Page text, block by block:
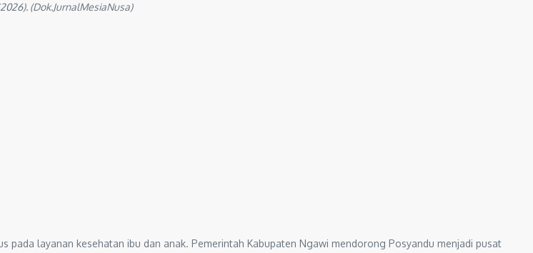
(Dok.JurnalMesiaNusa)
pada layanan kesehatan ibu dan anak. Pemerintah Kabupaten Ngawi mendorong Posyandu menjadi pusat